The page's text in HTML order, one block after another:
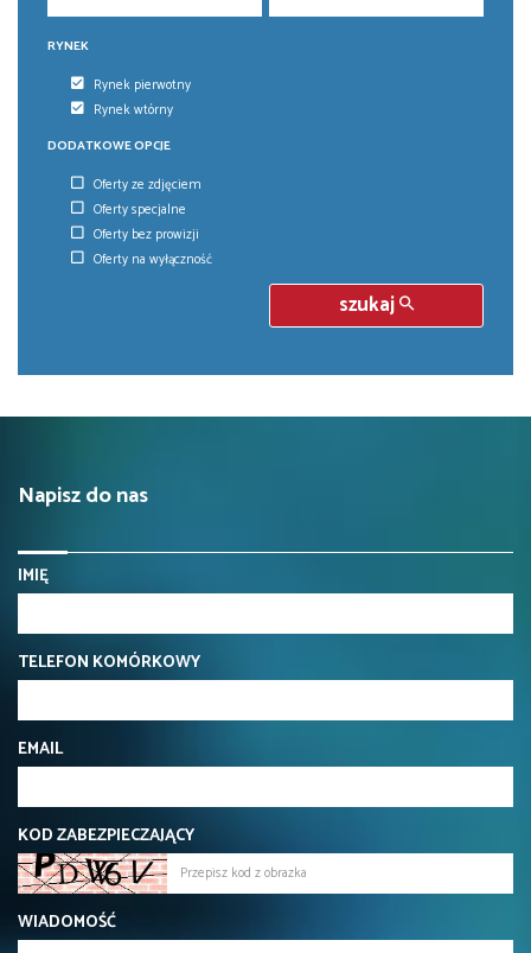
RYNEK
Rynek pierwotny
Rynek wtórny
DODATKOWE OPCJE
Oferty ze zdjęciem
Oferty specjalne
Oferty bez prowizji
Oferty na wyłączność
szukaj
Napisz do nas
IMIĘ
TELEFON KOMÓRKOWY
EMAIL
KOD ZABEZPIECZAJĄCY
WIADOMOŚĆ